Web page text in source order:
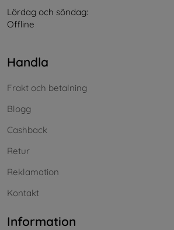
Lördag och söndag:
Offline
Handla
Frakt och betalning
Blogg
Cashback
Retur
Reklamation
Kontakt
Information